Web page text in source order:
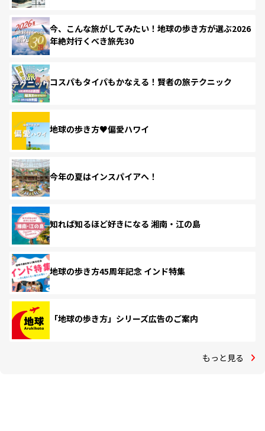
今、こんな旅がしてみたい！地球の歩き方が選ぶ2026
年絶対行くべき旅先30
コスパもタイパもかなえる！賢者の旅テクニック
地球の歩き方♥偏愛ハワイ
今年の夏はインスパイアへ！
知れば知るほど好きになる 湘南・江の島
地球の歩き方45周年記念 インド特集
「地球の歩き方」シリーズ広告のご案内
もっと見る